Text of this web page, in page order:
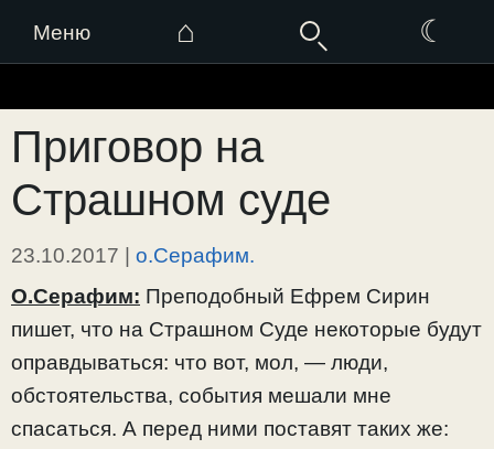
Меню ⌂ ☾
к
содержимому
Приговор на
Страшном суде
23.10.2017 | о.Серафим.
О.Серафим: Преподобный Ефрем Сирин
пишет, что на Страшном Суде некоторые будут
оправдываться: что вот, мол, — люди,
обстоятельства, события мешали мне
спасаться. А перед ними поставят таких же: